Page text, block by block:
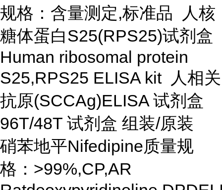
规格：含量测定,标准品 人核
糖体蛋白S25(RPS25)试剂盒
Human ribosomal protein
S25,RPS25 ELISA kit 人相关
抗原(SCCAg)ELISA 试剂盒
96T/48T 试剂盒 组装/原装
硝苯地平Nifedipine质量规
格：>99%,CP,AR